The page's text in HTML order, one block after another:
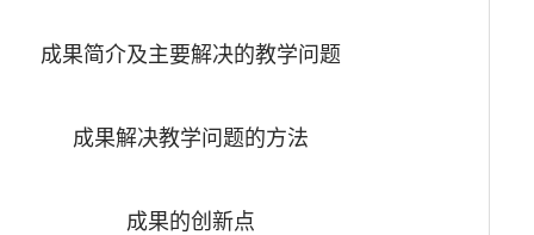
成果简介及主要解决的教学问题
成果解决教学问题的方法
成果的创新点